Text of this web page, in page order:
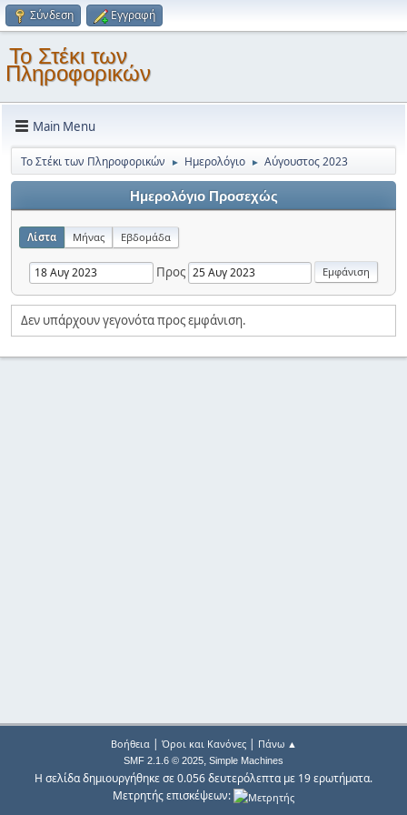
Σύνδεση Εγγραφή
Το Στέκι των
Πληροφορικών
Main Menu
Το Στέκι των Πληροφορικών ► Ημερολόγιο ► Αύγουστος 2023
Ημερολόγιο Προσεχώς
Λίστα Μήνας Εβδομάδα
Προς
Δεν υπάρχουν γεγονότα προς εμφάνιση.
Βοήθεια| Όροι και Κανόνες| Πάνω ▲
SMF 2.1.6 © 2025, Simple Machines
Η σελίδα δημιουργήθηκε σε 0.056 δευτερόλεπτα με 19 ερωτήματα.
Μετρητής επισκέψεων: